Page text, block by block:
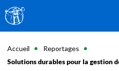
Accueil
Reportages
Solutions durables pour la gestion